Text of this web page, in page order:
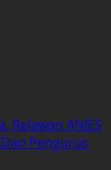
Relawan ANIES
Pengurus